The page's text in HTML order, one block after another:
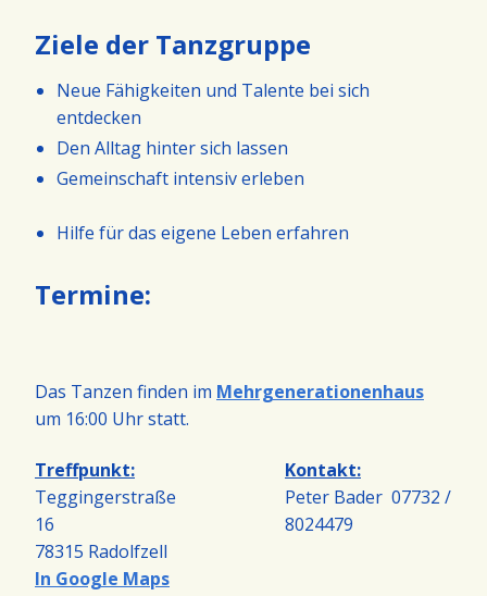
Ziele der Tanzgruppe
Neue Fähigkeiten und Talente bei sich
entdecken
Den Alltag hinter sich lassen
Gemeinschaft intensiv erleben
Hilfe für das eigene Leben erfahren
Termine:
Das Tanzen finden im Mehrgenerationenhaus
um 16:00 Uhr statt.
Treffpunkt:
Teggingerstraße
16
78315 Radolfzell
In Google Maps
Kontakt:
Peter Bader 07732 /
8024479